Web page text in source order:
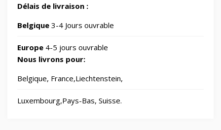
Jardin
Jouets
Laser graveurs et découpeuses
Délais de livraison :
Belgique 3-4 Jours ouvrable
Europe 4-5 jours ouvrable
Nous livrons pour:
Belgique, France,Liechtenstein,
Luxembourg,Pays-Bas, Suisse.